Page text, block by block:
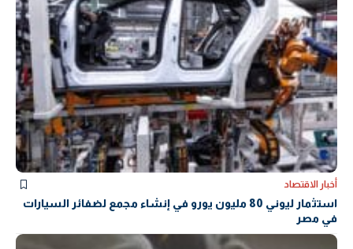
أخبار الاقتصاد
استثمار ليوني 80 مليون يورو في إنشاء مجمع لضفائر السيارات
في مصر